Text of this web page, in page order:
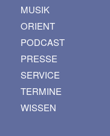
MUSIK
ORIENT
PODCAST
PRESSE
SERVICE
TERMINE
WISSEN